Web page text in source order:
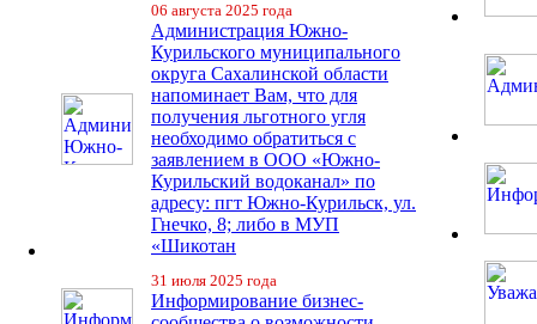
06 августа 2025 года
Администрация Южно-
Курильского муниципального
округа Сахалинской области
напоминает Вам, что для
получения льготного угля
необходимо обратиться с
заявлением в ООО «Южно-
Курильский водоканал» по
адресу: пгт Южно-Курильск, ул.
Гнечко, 8; либо в МУП
«Шикотан
31 июля 2025 года
Информирование бизнес-